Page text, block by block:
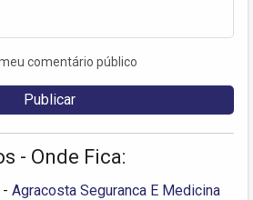
comentário público
- Onde Fica:
- Agracosta Seguranca E Medicina